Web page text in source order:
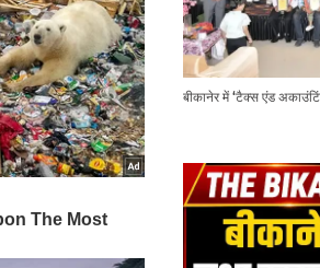
बीकानेर में ‘टैक्स एंड